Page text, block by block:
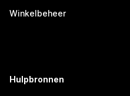
Winkelbeheer
Hulpbronnen